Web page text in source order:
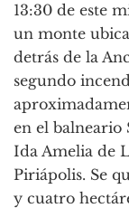
13:30 de este
un monte
detrás de la
segundo
en el balneario
Ida Amelia de
Piriápolis. Se
y cuatro